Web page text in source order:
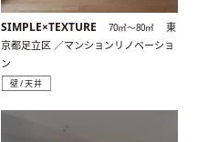
SIMPLE×TEXTURE 70㎡〜80㎡
東
京都足立区 ／マンションリノベーショ
ン
壁 / 天井